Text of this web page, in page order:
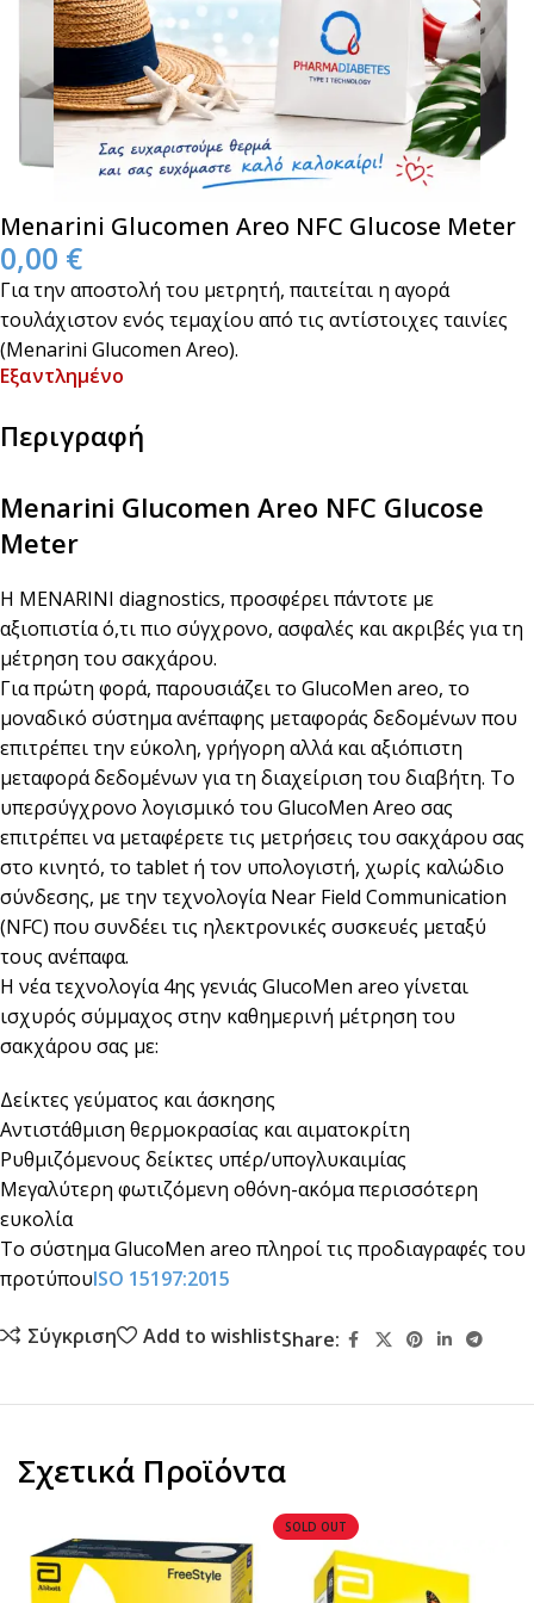
Menarini Glucomen Areo NFC Glucose Meter
0,00 €
Για την αποστολή του μετρητή, παιτείται η αγορά
τουλάχιστον ενός τεμαχίου από τις αντίστοιχες ταινίες
(Menarini Glucomen Areo).
Εξαντλημένο
Περιγραφή
Menarini Glucomen Areo NFC Glucose
Meter
H MENARINI diagnostics, προσφέρει πάντοτε με
αξιοπιστία ό,τι πιο σύγχρονο, ασφαλές και ακριβές για τη
μέτρηση του σακχάρου.
Για πρώτη φορά, παρουσιάζει το GlucoMen areo, το
μοναδικό σύστημα ανέπαφης μεταφοράς δεδομένων που
επιτρέπει την εύκολη, γρήγορη αλλά και αξιόπιστη
μεταφορά δεδομένων για τη διαχείριση του διαβήτη. Το
υπερσύγχρονο λογισμικό του GlucoMen Areo σας
επιτρέπει να μεταφέρετε τις μετρήσεις του σακχάρου σας
στο κινητό, το tablet ή τον υπολογιστή, χωρίς καλώδιο
σύνδεσης, με την τεχνολογία Near Field Communication
(NFC) που συνδέει τις ηλεκτρονικές συσκευές μεταξύ
τους ανέπαφα.
Η νέα τεχνολογία 4ης γενιάς GlucoMen areo γίνεται
ισχυρός σύμμαχος στην καθημερινή μέτρηση του
σακχάρου σας με:
Δείκτες γεύματος και άσκησης
Αντιστάθμιση θερμοκρασίας και αιματοκρίτη
Ρυθμιζόμενους δείκτες υπέρ/υπογλυκαιμίας
Μεγαλύτερη φωτιζόμενη οθόνη-ακόμα περισσότερη
ευκολία
Tο σύστημα GlucoMen areo πληρoί τις προδιαγραφές του
προτύπουISO 15197:2015
Σύγκριση Add to wishlistShare:
Σχετικά Προϊόντα
SOLD OUT